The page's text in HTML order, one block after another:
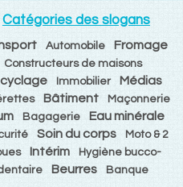
Catégories des slogans
Automobile Fromage
Constructeurs de maisons
Immobilier Médias
Bâtiment Maçonnerie
Bagagerie Eau minérale
Soin du corps
Moto & 2
Intérim
Hygiène bucco-
Beurres Banque